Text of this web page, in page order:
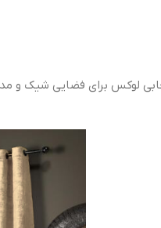
لوکس برای فضایی شیک